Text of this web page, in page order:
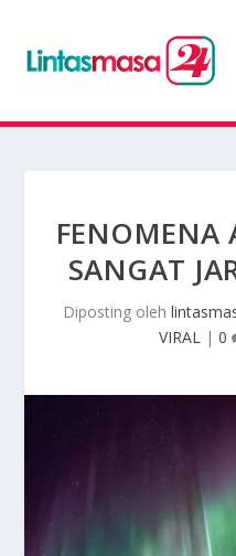
FENOMENA
SANGAT
Diposting oleh
VIRAL | 0